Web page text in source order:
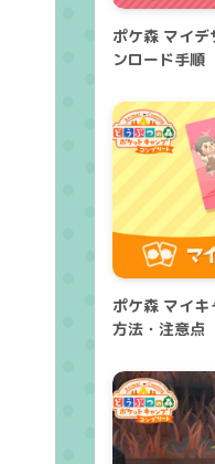
ポケ森 マイデ
ンロード手順
ポケ森 マイ
方法・注意点